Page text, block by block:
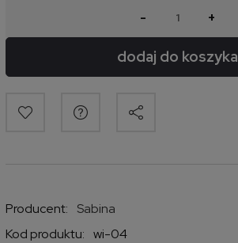
- +
dodaj do koszyka
Producent:
Sabina
Kod produktu: wi-04